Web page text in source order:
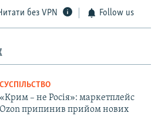
без VPN Follow us
СУСПІЛЬСТВО
«Крим – не Росія»: маркетплейс
Ozon припинив прийом нових